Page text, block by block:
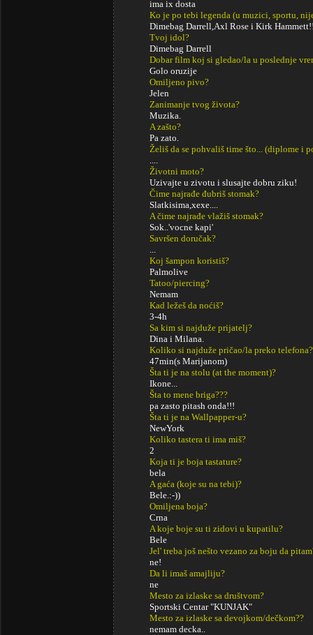
ima ix dosta
Ko je po tebi legenda (u muzici, sportu,
Dimebag Darrell,Axl Rose i Kirk
Tvoj idol?
Dimebag Darrell
Dobar film koj si gledao/la u poslednje
Golo oruzije
Omiljeno pivo?
Jelen
Zanimanje tvog života?
Muzika.
A zašto?
Pa zato.
Želiš da se pohvališ time što... (diplome i
....
Životni moto?
Uzivajte u zivotu i slusajte dobru ziku!
Čime najrađe đubriš stomak?
Slatkisima,xexe....
A čime najrađe vlažiš stomak?
Sok..'vocne kapi'
Savršen doručak?
...
Koj šampon koristiš?
Palmolive
Tatoo/piercing?
Nemam
Kad ležeš da noćiš?
3-4h
Sa kim si najduže prijatelj?
Dina i Milana.
Koliko si najduže pričao/la preko telefona?
47min(s Marijanom)
Šta ti je na stolu (at the moment)?
Ikone...
Šta to mene briga???
pa zasto pitash onda!!!
Šta ti je na Wallpapper-u?
NewYork
Koliko tastera ti ima miš?
2
Koja ti je boja tastature?
bela
A gaća (koje su na tebi)?
Bele.:-))
Omiljena boja?
Crna
A koje boje su ti zidovi u kupatilu?
Bele
Jel' treba još nešto vezano za boju da
ne!
Da li imaš amajliju?
ne
Mesto za izlaske sa društvom?
Sportski Centar "KUNJAK"
Mesto za izlaske sa devojkom/dečkom??
nemam decka..